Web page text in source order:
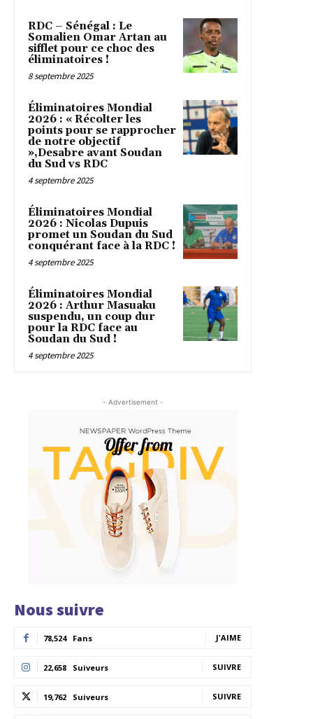
RDC – Sénégal : Le
Somalien Omar Artan au
sifflet pour ce choc des
éliminatoires !
8 septembre 2025
Éliminatoires Mondial
2026 : « Récolter les
points pour se rapprocher
de notre objectif
»,Desabre avant Soudan
du Sud vs RDC
4 septembre 2025
Éliminatoires Mondial
2026 : Nicolas Dupuis
promet un Soudan du Sud
conquérant face à la RDC !
4 septembre 2025
Éliminatoires Mondial
2026 : Arthur Masuaku
suspendu, un coup dur
pour la RDC face au
Soudan du Sud !
4 septembre 2025
- Advertisement -
Nous suivre
78,524 Fans J'AIME
22,658 Suiveurs SUIVRE
19,762 Suiveurs SUIVRE